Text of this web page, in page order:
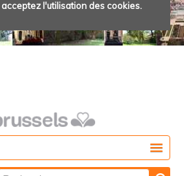
l'utilisation des cookies.